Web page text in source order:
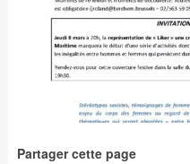
Partager cette page